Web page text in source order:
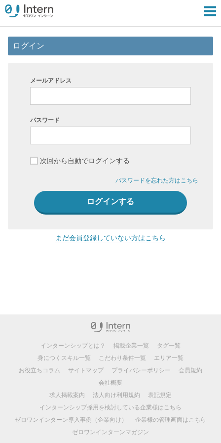
ログイン
メールアドレス
パスワード
次回から自動でログインする
パスワードを忘れた方はこちら
まだ会員登録していない方はこちら
インターンシップとは？ 掲載企業一覧
タグ一覧
身につくスキル一覧
こだわり条件一覧
エリア一覧
お役立ちコラム
サイトマップ プライバシーポリシー
会員規約
会社概要
求人掲載案内
法人向け利用規約
表記規定
インターンシップ採用を検討している企業様はこちら
ゼロワンインターン導入事例（企業向け）
企業様の管理画面はこちら
ゼロワンインターンマガジン